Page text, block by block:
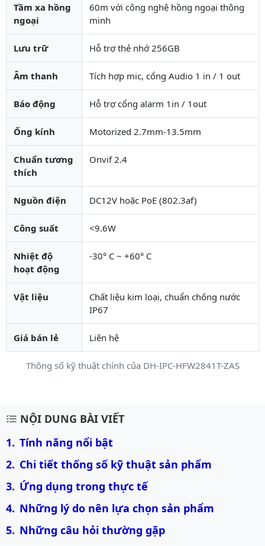
Thông số kỹ thuật chính của DH-IPC-HFW2841T-ZAS
Tầm xa hồng
ngoại
60m với công nghệ hồng ngoại thông
minh
Lưu trữ Hỗ trợ thẻ nhớ 256GB
Âm thanh Tích hợp mic, cổng Audio 1 in / 1 out
Báo động Hỗ trợ cổng alarm 1in / 1out
Ống kính Motorized 2.7mm-13.5mm
Chuẩn tương
thích
Onvif 2.4
Nguồn điện DC12V hoặc PoE (802.3af)
Công suất <9.6W
Nhiệt độ
hoạt động
-30° C ~ +60° C
Vật liệu
Chất liệu kim loại, chuẩn chống nước
IP67
Giá bán lẻ Liên hệ
Mô tả chi tiết sản phẩm
NỘI DUNG BÀI VIẾT
Tính năng nổi bật
Chi tiết thống số kỹ thuật sản phẩm
Ứng dụng trong thực tế
Những lý do nên lựa chọn sản phẩm
Những câu hỏi thường gặp